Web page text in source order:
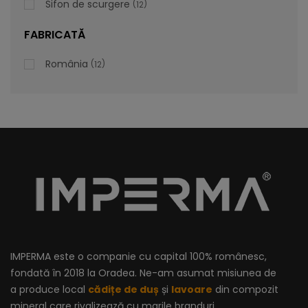
Sifon de scurgere 12
FABRICATĂ
România 12
IMPERMA este o companie cu capital 100% românesc,
fondată în 2018 la Oradea. Ne-am asumat misiunea de
a produce local cădițe de duș și lavoare din compozit